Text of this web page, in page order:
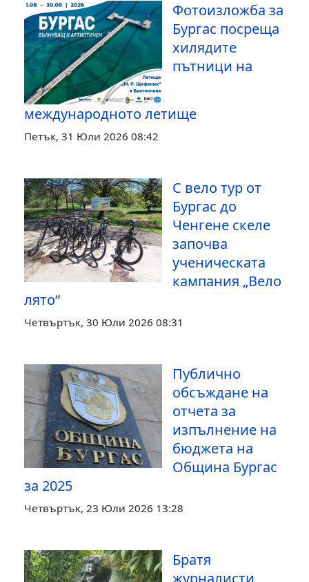
Фотоизложба за
Бургас посреща
хилядите
пътници на
международното летище
Петък, 31 Юли 2026 08:42
С вело тур от
Бургас до
Ченгене скеле
започва
ученическата
кампания „Вело
лято“
Четвъртък, 30 Юли 2026 08:31
Публично
обсъждане на
отчета за
изпълнение на
бюджета на
Община Бургас
за 2025
Четвъртък, 23 Юли 2026 13:28
Братя
журналисти